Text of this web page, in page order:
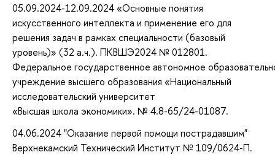
05.09.2024-12.09.2024 «Основные понятия
искусственного интеллекта и применение его для
решения задач в рамках специальности (базовый
уровень)» (32 а.ч.). ПКВШЭ2024 № 012801.
Федеральное государственное автономное
учреждение высшего образования «Национальный
исследовательский университет
«Высшая школа экономики». № 4.8-65/24-01087.
04.06.2024 "Оказание первой помощи пострадавшим"
Верхнекамский Технический Институт № 109/0624-П.